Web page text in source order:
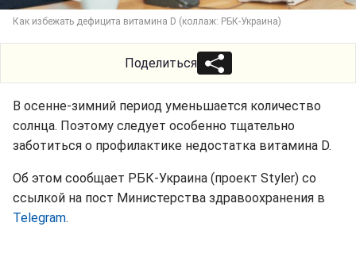
Как избежать дефицита витамина D (коллаж: РБК-Украина)
Поделиться
В осенне-зимний период уменьшается количество
солнца. Поэтому следует особенно тщательно
заботиться о профилактике недостатка витамина D.
Об этом сообщает РБК-Украина (проект Styler) со
ссылкой на пост Министерства здравоохранения в
Telegram.